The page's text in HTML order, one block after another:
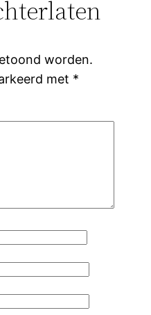
worden.
met *